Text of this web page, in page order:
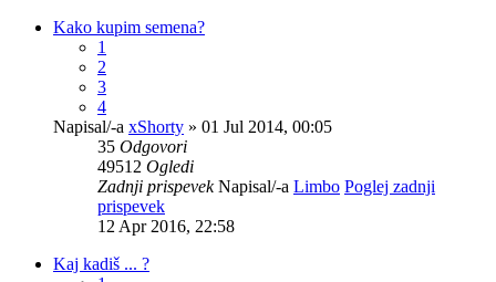
Kako kupim semena?
1
2
3
4
Napisal/-a xShorty » 01 Jul 2014, 00:05
35 Odgovori
49512 Ogledi
Zadnji prispevekNapisal/-a Limbo Poglej zadnji
prispevek
12 Apr 2016, 22:58
Kaj kadiš ... ?